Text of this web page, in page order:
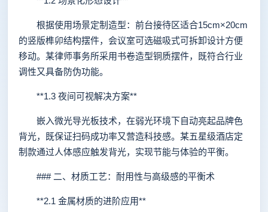
根据使用场景定制造型：前台接待区适合15cm×20cm
的竖版榫卯结构摆件，会议室可选磁吸式可拆卸设计方便
移动。某律师事务所采用书卷造型铜质摆件，既符合行业
调性又具备防伪功能。
**1.3 夜间可视解决方案**
嵌入微光导光板技术，在弱光环境下自动亮起品牌色
背光，既保证扫码成功率又营造科技感。某五星级酒店定
制款通过人体感应触发背光，实现节能与体验的平衡。
### 二、材质工艺：耐用性与高级感的平衡术
**2.1 金属材质的进阶应用**